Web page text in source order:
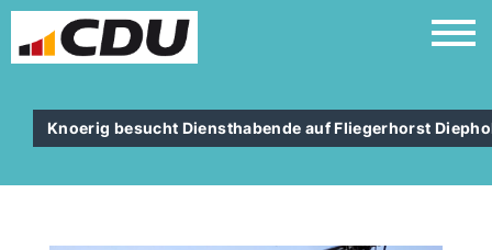
Knoerig besucht Diensthabende auf Fliegerhorst